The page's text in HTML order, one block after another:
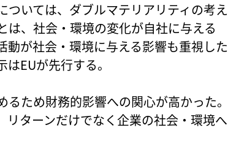
いては、ダブルマテリアリティの考え
、社会・環境の変化が自社に与える
動が社会・環境に与える影響も重視した
EUが先行する。
ため財務的影響への関心が高かった。
リターンだけでなく企業の社会・環境へ